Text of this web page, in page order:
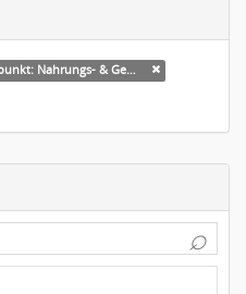
Brancheswerpunkt: Nahrungs- & Genussmittel
⌕